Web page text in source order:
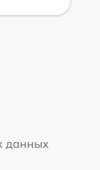
данных